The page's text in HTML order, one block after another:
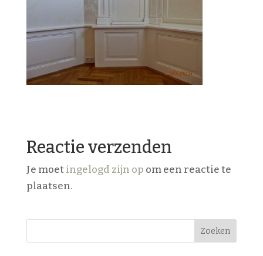
Reactie verzenden
Je moetingelogd zijn op om een reactie te
plaatsen.